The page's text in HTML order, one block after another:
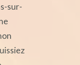
sur-